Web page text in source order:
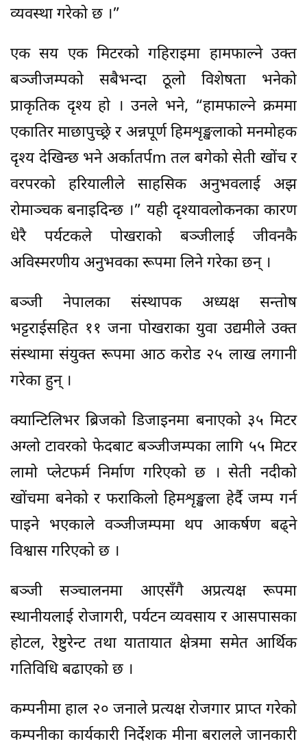
व्यवस्था गरेको छ ।”
एक सय एक मिटरको गहिराइमा हामफाल्ने उक्त
बञ्जीजम्पको सबैभन्दा ठूलो विशेषता भनेको
प्राकृतिक दृश्य हो । उनले भने, “हामफाल्ने क्रममा
एकातिर माछापुच्छ्रे र अन्नपूर्ण हिमशृङ्खलाको मनमोहक
दृश्य देखिन्छ भने अर्कातर्पm तल बगेको सेती खोंच र
वरपरको हरियालीले साहसिक अनुभवलाई अझ
रोमाञ्चक बनाइदिन्छ ।” यही दृश्यावलोकनका कारण
धेरै पर्यटकले पोखराको बञ्जीलाई जीवनकै
अविस्मरणीय अनुभवका रूपमा लिने गरेका छन् ।
बञ्जी नेपालका संस्थापक अध्यक्ष सन्तोष
भट्टराईसहित ११ जना पोखराका युवा उद्यमीले उक्त
संस्थामा संयुक्त रूपमा आठ करोड २५ लाख लगानी
गरेका हुन् ।
क्यान्टिलिभर ब्रिजको डिजाइनमा बनाएको ३५ मिटर
अग्लो टावरको फेदबाट बञ्जीजम्पका लागि ५५ मिटर
लामो प्लेटफर्म निर्माण गरिएको छ । सेती नदीको
खोंचमा बनेको र फराकिलो हिमशृङ्खला हेर्दै जम्प गर्न
पाइने भएकाले वञ्जीजम्पमा थप आकर्षण बढ्ने
विश्वास गरिएको छ ।
बञ्जी सञ्चालनमा आएसँगै अप्रत्यक्ष रूपमा
स्थानीयलाई रोजागरी, पर्यटन व्यवसाय र आसपासका
होटल, रेष्टुरेन्ट तथा यातायात क्षेत्रमा समेत आर्थिक
गतिविधि बढाएको छ ।
कम्पनीमा हाल २० जनाले प्रत्यक्ष रोजगार प्राप्त गरेको
कम्पनीका कार्यकारी निर्देशक मीना बरालले जानकारी